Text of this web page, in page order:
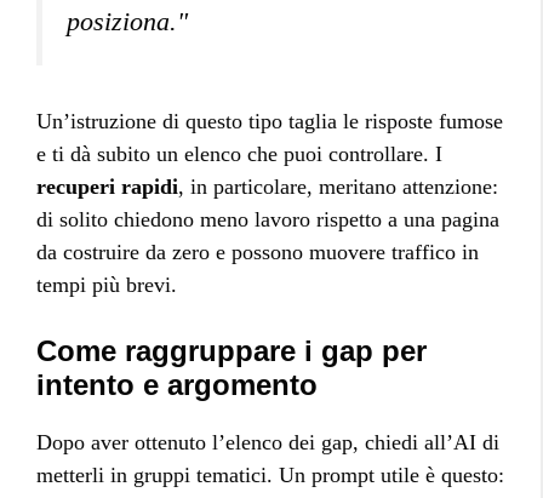
posiziona."
Un’istruzione di questo tipo taglia le risposte fumose
e ti dà subito un elenco che puoi controllare. I
recuperi rapidi, in particolare, meritano attenzione:
di solito chiedono meno lavoro rispetto a una pagina
da costruire da zero e possono muovere traffico in
tempi più brevi.
Come raggruppare i gap per
intento e argomento
Dopo aver ottenuto l’elenco dei gap, chiedi all’AI di
metterli in gruppi tematici. Un prompt utile è questo: